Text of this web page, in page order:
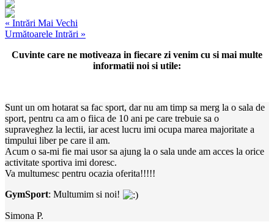
« Intrări Mai Vechi
Următoarele Intrări »
Cuvinte care ne motiveaza in fiecare zi venim cu si mai multe
informatii noi si utile:
Sunt un om hotarat sa fac sport, dar nu am timp sa merg la o sala de
sport, pentru ca am o fiica de 10 ani pe care trebuie sa o
supraveghez la lectii, iar acest lucru imi ocupa marea majoritate a
timpului liber pe care il am.
Acum o sa-mi fie mai usor sa ajung la o sala unde am acces la orice
activitate sportiva imi doresc.
Va multumesc pentru ocazia oferita!!!!!
GymSport: Multumim si noi!
Simona P.